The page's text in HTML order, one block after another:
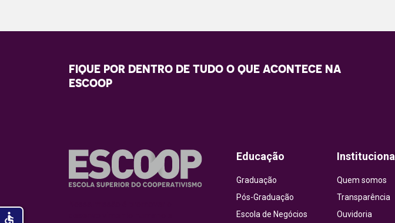
FIQUE POR DENTRO DE TUDO O QUE ACONTECE NA
ESCOOP
Educação
Graduação
Pós-Graduação
Escola de Negócios
Institucional
Quem somos
Transparência
Ouvidoria
accessible